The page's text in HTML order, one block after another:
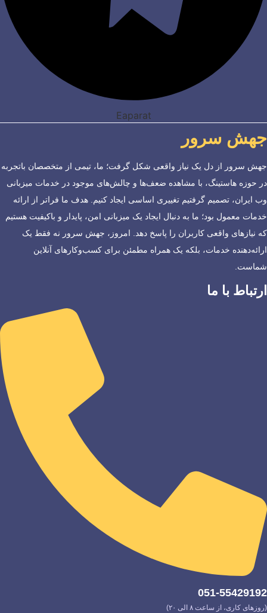
Eaparat
جهش سرور
جهش سرور از دل یک نیاز واقعی شکل گرفت؛ ما، تیمی از متخصصان باتجربه
در حوزه هاستینگ، با مشاهده ضعف‌ها و چالش‌های موجود در خدمات میزبانی
وب ایران، تصمیم گرفتیم تغییری اساسی ایجاد کنیم. هدف ما فراتر از ارائه
خدمات معمول بود؛ ما به دنبال ایجاد یک میزبانی امن، پایدار و باکیفیت هستیم
که نیازهای واقعی کاربران را پاسخ دهد. امروز، جهش سرور نه فقط یک
ارائه‌دهنده خدمات، بلکه یک همراه مطمئن برای کسب‌وکارهای آنلاین
شماست.
ارتباط با ما
051-55429192
(روزهای کاری، از ساعت ۸ الی ۲۰)